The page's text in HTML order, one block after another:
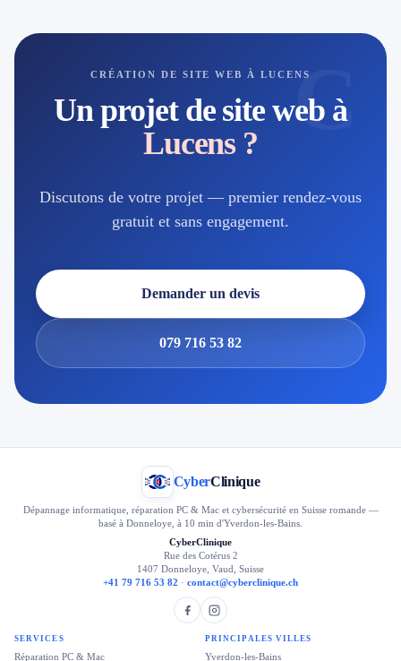
C
CRÉATION DE SITE WEB À LUCENS
Un projet de site web à
Lucens ?
Discutons de votre projet — premier rendez-vous
gratuit et sans engagement.
Demander un devis
079 716 53 82
CyberClinique
Dépannage informatique, réparation PC & Mac et cybersécurité en Suisse romande —
basé à Donneloye, à 10 min d'Yverdon-les-Bains.
CyberClinique
Rue des Cotérus 2
1407 Donneloye, Vaud, Suisse
+41 79 716 53 82 · contact@cyberclinique.ch
SERVICES
Réparation PC & Mac
PRINCIPALES VILLES
Yverdon-les-Bains